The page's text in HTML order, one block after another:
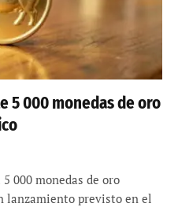
5 000 monedas de oro
000 monedas de oro
lanzamiento previsto en el